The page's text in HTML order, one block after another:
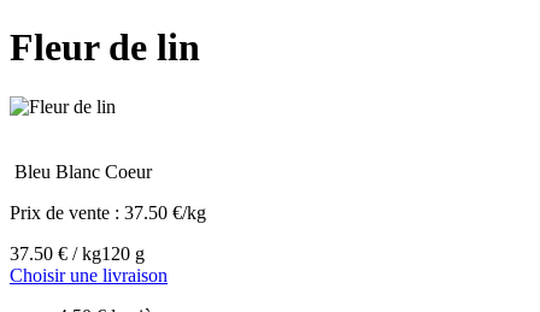
Fleur de lin
Bleu Blanc Coeur
Prix de vente : 37.50 €/kg
37.50 € / kg120 g
Choisir une livraison